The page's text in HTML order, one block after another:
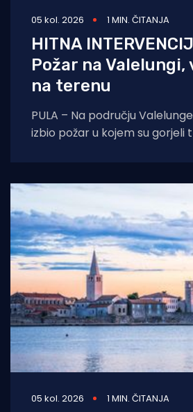
05 kol. 2026 1 MIN. ČITANJA
HITNA
Požar na
na terenu
PULA – Na području
izbio požar u kojem su gorjeli
05 kol. 2026 1 MIN. ČITANJA